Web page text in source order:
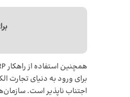
برای ورود به دنیای تجارت